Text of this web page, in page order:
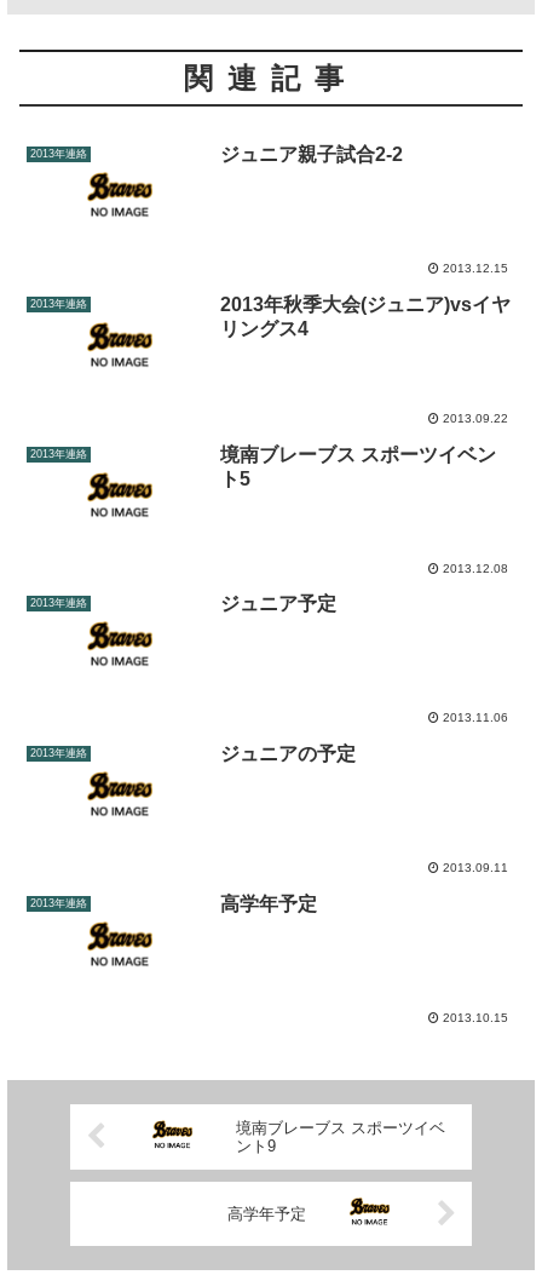
関連記事
2013年連絡 ジュニア親子試合2-2
2013.12.15
2013年連絡
2013年秋季大会(ジュニア)vsイヤ
リングス4
2013.09.22
2013年連絡
境南ブレーブス スポーツイベン
ト5
2013.12.08
2013年連絡 ジュニア予定
2013.11.06
2013年連絡 ジュニアの予定
2013.09.11
2013年連絡 高学年予定
2013.10.15
境南ブレーブス スポーツイベ
ント9
高学年予定